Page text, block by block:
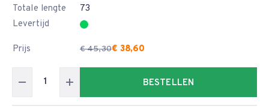
Totale lengte
73
Levertijd
Prijs € 45,30€ 38,60
BESTELLEN